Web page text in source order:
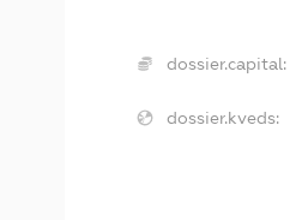
dossier.capital:
dossier.kveds: